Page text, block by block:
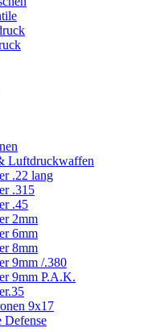
Luftdruckwaffen
.22 lang
.315
.45
2mm
6mm
8mm
9mm /.380
9mm P.A.K.
9x17
Defense